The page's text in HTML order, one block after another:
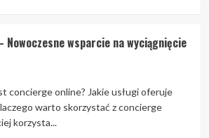
Nowoczesne wsparcie na wyciągnięcie
concierge online? Jakie usługi oferuje
warto skorzystać z concierge
korzysta...